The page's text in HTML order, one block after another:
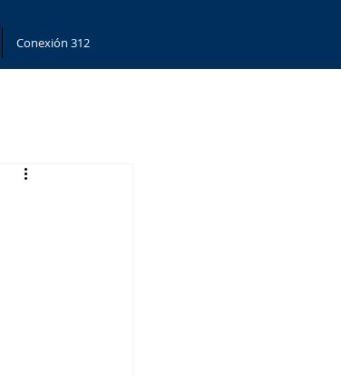
Conexión 312